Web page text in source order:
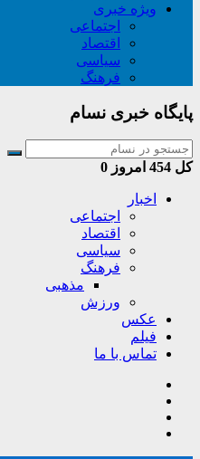
ویژه خبری
اجتماعی
اقتصاد
سیاسی
فرهنگ
پایگاه خبری نسام
کل امروز 0
اخبار
اجتماعی
اقتصاد
سیاسی
فرهنگ
مذهبی
ورزش
عکس
فیلم
تماس با ما